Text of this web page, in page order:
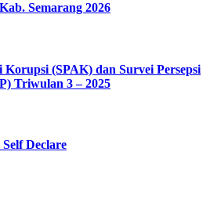
Semarang 2026
Korupsi (SPAK) dan Survei Persepsi
Triwulan 3 – 2025
Declare